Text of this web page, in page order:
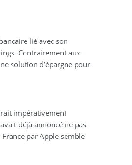
lié avec son
Contrairement aux
solution d’épargne pour
impérativement
déjà annoncé ne pas
par Apple semble